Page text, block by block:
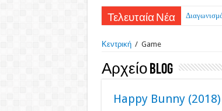
Τελευταία Νέα
Κεντρική / Game
Αρχείο Blog
Happy Bunny (2018)